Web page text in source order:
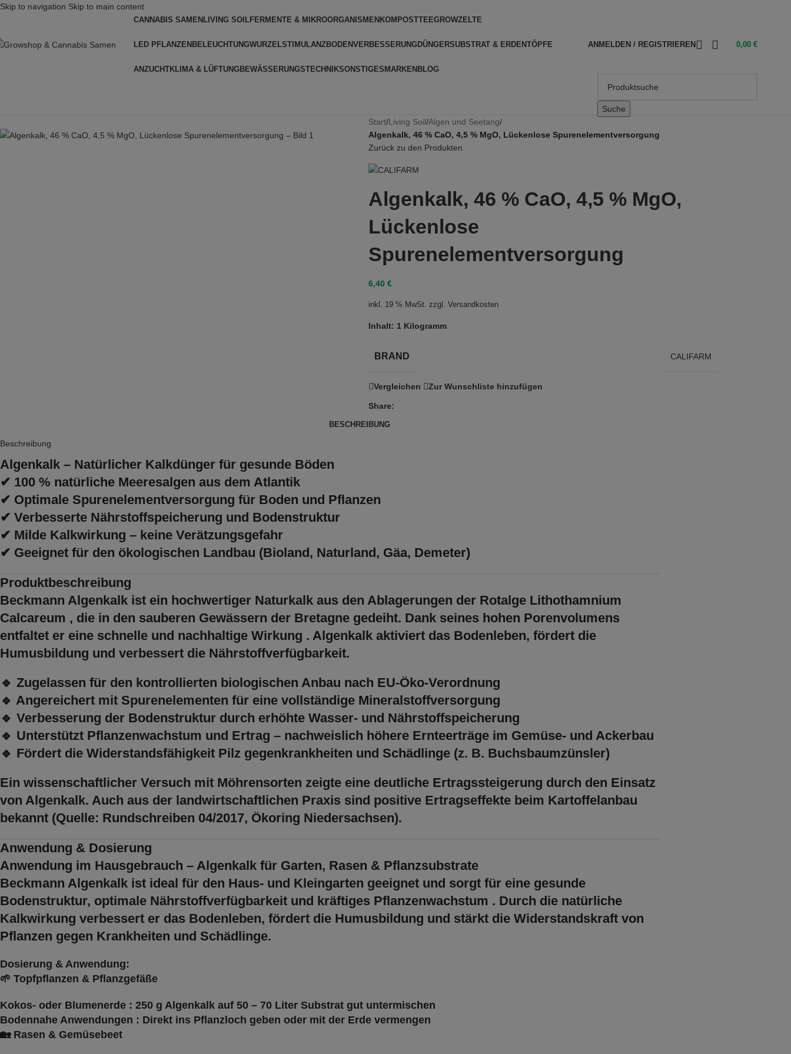
Skip to navigation Skip to main content
CANNABIS SAMENLIVING SOILFERMENTE & MIKROORGANISMENKOMPOSTTEEGROWZELTE
LED PFLANZENBELEUCHTUNGWURZELSTIMULANZBODENVERBESSERUNGDÜNGERSUBSTRAT & ERDENTÖPFE
ANZUCHTKLIMA & LÜFTUNGBEWÄSSERUNGSTECHNIKSONSTIGESMARKENBLOG
ANMELDEN / REGISTRIEREN 0,00 €
Suche
Start/Living Soil/Algen und Seetang/
Algenkalk, 46 % CaO, 4,5 % MgO, Lückenlose Spurenelementversorgung
Zurück zu den Produkten
Algenkalk, 46 % CaO, 4,5 % MgO,
Lückenlose
Spurenelementversorgung
6,40 €
inkl. 19 % MwSt. zzgl. Versandkosten
Inhalt: 1 Kilogramm
BRAND CALIFARM
Vergleichen Zur Wunschliste hinzufügen
Share:
BESCHREIBUNG
Beschreibung
Algenkalk – Natürlicher Kalkdünger für gesunde Böden
✔ 100 % natürliche Meeresalgen aus dem Atlantik
✔ Optimale Spurenelementversorgung für Boden und Pflanzen
✔ Verbesserte Nährstoffspeicherung und Bodenstruktur
✔ Milde Kalkwirkung – keine Verätzungsgefahr
✔ Geeignet für den ökologischen Landbau (Bioland, Naturland, Gäa, Demeter)
Produktbeschreibung
Beckmann Algenkalk ist ein hochwertiger Naturkalk aus den Ablagerungen der Rotalge Lithothamnium
Calcareum , die in den sauberen Gewässern der Bretagne gedeiht. Dank seines hohen Porenvolumens
entfaltet er eine schnelle und nachhaltige Wirkung . Algenkalk aktiviert das Bodenleben, fördert die
Humusbildung und verbessert die Nährstoffverfügbarkeit.
🔹 Zugelassen für den kontrollierten biologischen Anbau nach EU-Öko-Verordnung
🔹 Angereichert mit Spurenelementen für eine vollständige Mineralstoffversorgung
🔹 Verbesserung der Bodenstruktur durch erhöhte Wasser- und Nährstoffspeicherung
🔹 Unterstützt Pflanzenwachstum und Ertrag – nachweislich höhere Ernteerträge im Gemüse- und Ackerbau
🔹 Fördert die Widerstandsfähigkeit Pilz gegenkrankheiten und Schädlinge (z. B. Buchsbaumzünsler)
Ein wissenschaftlicher Versuch mit Möhrensorten zeigte eine deutliche Ertragssteigerung durch den Einsatz
von Algenkalk. Auch aus der landwirtschaftlichen Praxis sind positive Ertragseffekte beim Kartoffelanbau
bekannt (Quelle: Rundschreiben 04/2017, Ökoring Niedersachsen).
Anwendung & Dosierung
Anwendung im Hausgebrauch – Algenkalk für Garten, Rasen & Pflanzsubstrate
Beckmann Algenkalk ist ideal für den Haus- und Kleingarten geeignet und sorgt für eine gesunde
Bodenstruktur, optimale Nährstoffverfügbarkeit und kräftiges Pflanzenwachstum . Durch die natürliche
Kalkwirkung verbessert er das Bodenleben, fördert die Humusbildung und stärkt die Widerstandskraft von
Pflanzen gegen Krankheiten und Schädlinge.
Dosierung & Anwendung:
🌱 Topfpflanzen & Pflanzgefäße
Kokos- oder Blumenerde : 250 g Algenkalk auf 50 – 70 Liter Substrat gut untermischen
Bodennahe Anwendungen : Direkt ins Pflanzloch geben oder mit der Erde vermengen
🏡 Rasen & Gemüsebeet